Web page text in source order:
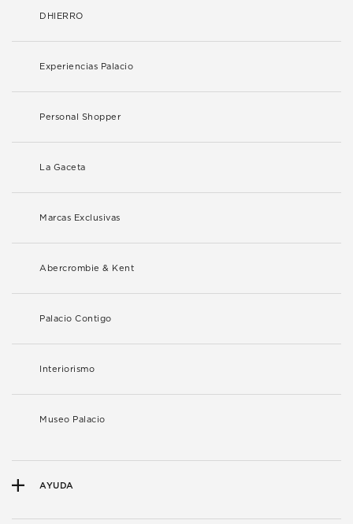
DHIERRO
Experiencias Palacio
Personal Shopper
La Gaceta
Marcas Exclusivas
Abercrombie & Kent
Palacio Contigo
Interiorismo
Museo Palacio
AYUDA